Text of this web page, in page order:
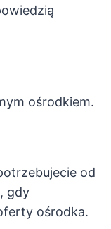
ośrodkiem.
od
gdy
ośrodka.